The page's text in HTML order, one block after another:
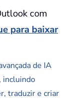
com
para baixar
de IA
incluindo
traduzir e criar